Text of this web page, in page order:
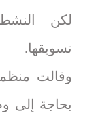
لكن
تسويقها.
وقالت
بحاجة إلى